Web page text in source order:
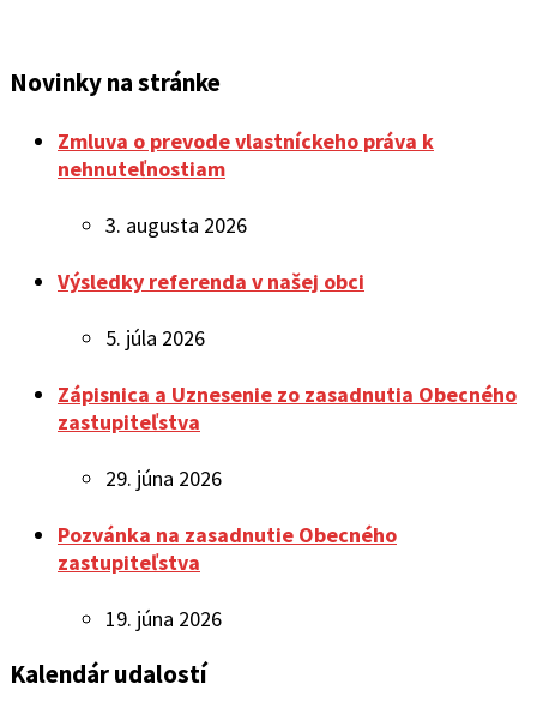
Novinky na stránke
Zmluva o prevode vlastníckeho práva k
nehnuteľnostiam
3. augusta 2026
Výsledky referenda v našej obci
5. júla 2026
Zápisnica a Uznesenie zo zasadnutia Obecného
zastupiteľstva
29. júna 2026
Pozvánka na zasadnutie Obecného
zastupiteľstva
19. júna 2026
Kalendár udalostí